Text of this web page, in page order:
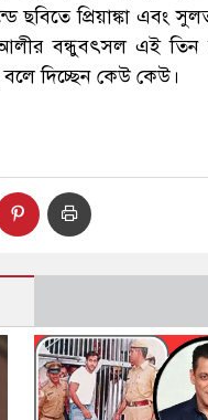
ছবিতে প্রিয়াঙ্কা এবং
আলীর বন্ধুবৎসল এই
দিচ্ছেন কেউ কেউ।